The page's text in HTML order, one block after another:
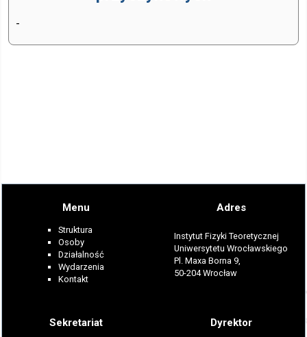
-
Menu
Struktura
Osoby
Działalność
Wydarzenia
Kontakt
Adres
Instytut Fizyki Teoretycznej
Uniwersytetu Wrocławskiego
Pl. Maxa Borna 9,
50-204 Wrocław
Sekretariat Dyrektor